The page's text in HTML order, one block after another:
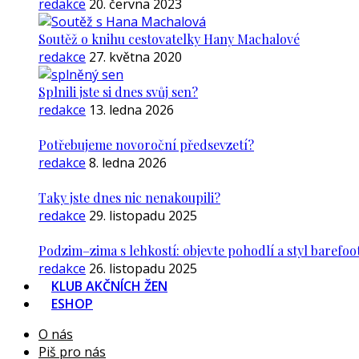
redakce 20. června 2023
Soutěž o knihu cestovatelky Hany Machalové
redakce 27. května 2020
Splnili jste si dnes svůj sen?
redakce 13. ledna 2026
Potřebujeme novoroční předsevzetí?
redakce 8. ledna 2026
Taky jste dnes nic nenakoupili?
redakce 29. listopadu 2025
Podzim–zima s lehkostí: objevte pohodlí a styl
redakce 26. listopadu 2025
KLUB AKČNÍCH ŽEN
ESHOP
O nás
Piš pro nás